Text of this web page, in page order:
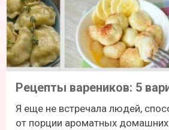
Рецепты вареников: 5
Я еще не встречала людей,
от порции ароматных